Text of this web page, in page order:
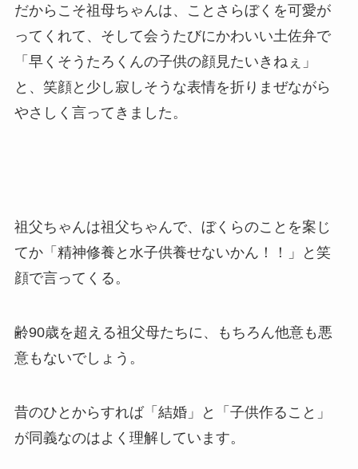
だからこそ祖母ちゃんは、ことさらぼくを可愛が
ってくれて、そして会うたびにかわいい土佐弁で
「早くそうたろくんの子供の顔見たいきねぇ」
と、笑顔と少し寂しそうな表情を折りまぜながら
やさしく言ってきました。
祖父ちゃんは祖父ちゃんで、ぼくらのことを案じ
てか「精神修養と水子供養せないかん！！」と笑
顔で言ってくる。
齢90歳を超える祖父母たちに、もちろん他意も悪
意もないでしょう。
昔のひとからすれば「結婚」と「子供作ること」
が同義なのはよく理解しています。